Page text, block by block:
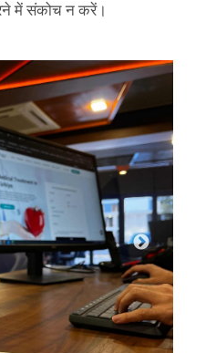
में संकोच न करें।